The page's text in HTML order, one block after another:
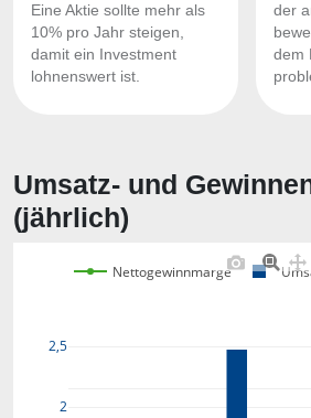
Eine Aktie sollte mehr als
10% pro Jahr steigen,
damit ein Investment
lohnenswert ist.
der
dem
Umsatz- und
(jährlich)
2
2,5
Nettogewinnmarge